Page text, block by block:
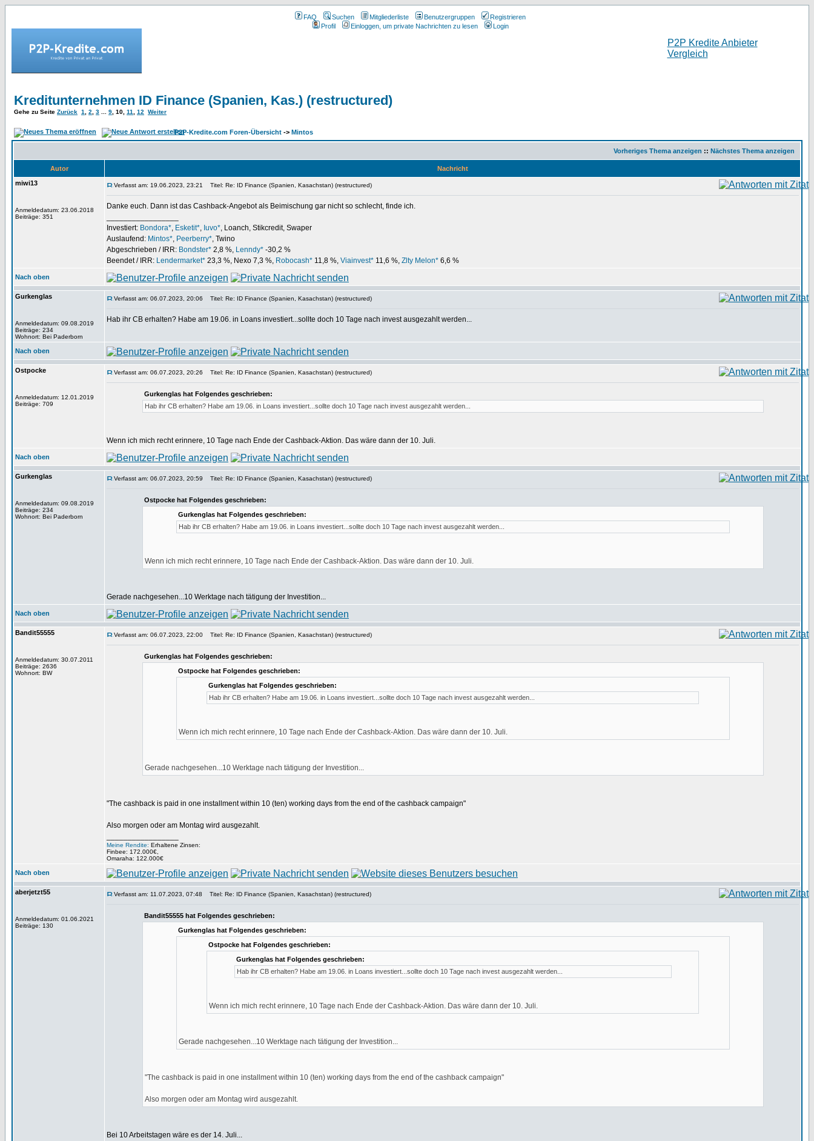
FAQ Suchen Mitgliederliste Benutzergruppen
Registrieren
Profil
Einloggen, um private Nachrichten zu lesen Login
P2P Kredite Anbieter
Vergleich
Kreditunternehmen ID Finance (Spanien, Kas.) (restructured)
Gehe zu Seite Zurück 1 2 3 9 10 11 12 Weiter
P2P-Kredite.com Foren-Übersicht -> Mintos
Vorheriges Thema anzeigen :: Nächstes Thema anzeigen
Autor
Nachricht
miwi13
Anmeldedatum: 23.06.2018
Beiträge: 351
Verfasst am: 19.06.2023, 23:21 Titel: Re: ID Finance (Spanien, Kasachstan) (restructured)
Danke euch. Dann ist das Cashback-Angebot als Beimischung gar nicht so schlecht, finde ich.
Investiert: Bondora*, Esketit*, Iuvo*, Loanch, Stikcredit, Swaper
Auslaufend: Mintos*, Peerberry*, Twino
Abgeschrieben / IRR: Bondster* 2,8 %, Lenndy* -30,2 %
Beendet / IRR: Lendermarket* 23,3 %, Nexo 7,3 %, Robocash* 11,8 %, Viainvest* 11,6 %, Zlty Melon* 6,6 %
Nach oben
Gurkenglas
Anmeldedatum: 09.08.2019
Beiträge: 234
Wohnort: Bei Paderborn
Verfasst am: 06.07.2023, 20:06 Titel: Re: ID Finance (Spanien, Kasachstan) (restructured)
Hab ihr CB erhalten? Habe am 19.06. in Loans investiert...sollte doch 10 Tage nach invest ausgezahlt werden...
Nach oben
Ostpocke
Anmeldedatum: 12.01.2019
Beiträge: 709
Verfasst am: 06.07.2023, 20:26 Titel: Re: ID Finance (Spanien, Kasachstan) (restructured)
Gurkenglas hat Folgendes geschrieben:
Hab ihr CB erhalten? Habe am 19.06. in Loans investiert...sollte doch 10 Tage nach invest ausgezahlt werden...
Wenn ich mich recht erinnere, 10 Tage nach Ende der Cashback-Aktion. Das wäre dann der 10. Juli.
Nach oben
Gurkenglas
Anmeldedatum: 09.08.2019
Beiträge: 234
Wohnort: Bei Paderborn
Verfasst am: 06.07.2023, 20:59 Titel: Re: ID Finance (Spanien, Kasachstan) (restructured)
Ostpocke hat Folgendes geschrieben:
Gurkenglas hat Folgendes geschrieben:
Hab ihr CB erhalten? Habe am 19.06. in Loans investiert...sollte doch 10 Tage nach invest ausgezahlt werden...
Wenn ich mich recht erinnere, 10 Tage nach Ende der Cashback-Aktion. Das wäre dann der 10. Juli.
Gerade nachgesehen...10 Werktage nach tätigung der Investition...
Nach oben
Bandit55555
Anmeldedatum: 30.07.2011
Beiträge: 2636
Wohnort: BW
Verfasst am: 06.07.2023, 22:00 Titel: Re: ID Finance (Spanien, Kasachstan) (restructured)
Gurkenglas hat Folgendes geschrieben:
Ostpocke hat Folgendes geschrieben:
Gurkenglas hat Folgendes geschrieben:
Hab ihr CB erhalten? Habe am 19.06. in Loans investiert...sollte doch 10 Tage nach invest ausgezahlt werden...
Wenn ich mich recht erinnere, 10 Tage nach Ende der Cashback-Aktion. Das wäre dann der 10. Juli.
Gerade nachgesehen...10 Werktage nach tätigung der Investition...
"The cashback is paid in one installment within 10 (ten) working days from the end of the cashback campaign"
Also morgen oder am Montag wird ausgezahlt.
Meine Rendite: Erhaltene Zinsen:
Finbee: 172.000€,
Omaraha: 122.000€
Nach oben
aberjetzt55
Anmeldedatum: 01.06.2021
Beiträge: 130
Verfasst am: 11.07.2023, 07:48 Titel: Re: ID Finance (Spanien, Kasachstan) (restructured)
Bandit55555 hat Folgendes geschrieben:
Gurkenglas hat Folgendes geschrieben:
Ostpocke hat Folgendes geschrieben:
Gurkenglas hat Folgendes geschrieben:
Hab ihr CB erhalten? Habe am 19.06. in Loans investiert...sollte doch 10 Tage nach invest ausgezahlt werden...
Wenn ich mich recht erinnere, 10 Tage nach Ende der Cashback-Aktion. Das wäre dann der 10. Juli.
Gerade nachgesehen...10 Werktage nach tätigung der Investition...
"The cashback is paid in one installment within 10 (ten) working days from the end of the cashback campaign"
Also morgen oder am Montag wird ausgezahlt.
Bei 10 Arbeitstagen wäre es der 14. Juli...